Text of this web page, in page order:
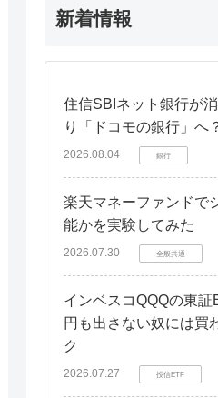
新着情報
住信SBIネット銀行が
り「ドコモの銀行」へ
2026.08.04 銀行
楽天マネーファンドで
能かを実験してみた
2026.07.30 全般共通
インベスコQQQの東
円も出さない奴には買
ク
2026.07.27 投信ETF